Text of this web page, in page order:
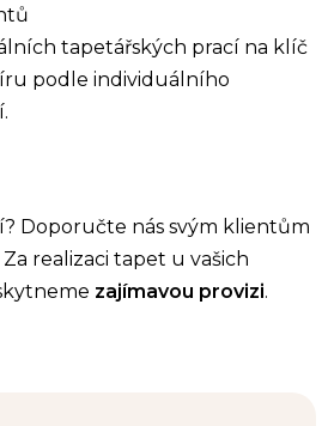
tapetářských prací na klíč
podle individuálního
Doporučte nás svým klientům
realizaci tapet u vašich
zajímavou provizi.